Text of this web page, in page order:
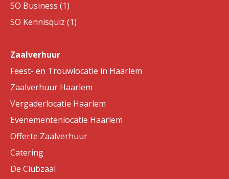
SO Business (1)
SO Kennisquiz (1)
Zaalverhuur
Feest- en Trouwlocatie in Haarlem
Zaalverhuur Haarlem
Vergaderlocatie Haarlem
Evenementenlocatie Haarlem
Offerte Zaalverhuur
Catering
De Clubzaal